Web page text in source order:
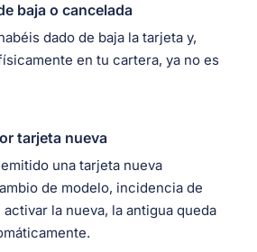
baja o cancelada
dado de baja la tarjeta y,
en tu cartera, ya no es
tarjeta nueva
una tarjeta nueva
de modelo, incidencia de
la nueva, la antigua queda